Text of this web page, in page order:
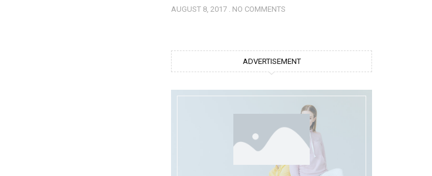
AUGUST 8, 2017 NO COMMENTS
ADVERTISEMENT